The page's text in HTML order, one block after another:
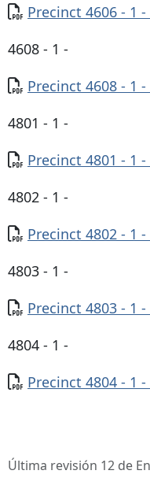
Documento
Precinct 4606 - 1
4608 - 1 -
Documento
Precinct 4608 - 1
4801 - 1 -
Documento
Precinct 4801 - 1
4802 - 1 -
Documento
Precinct 4802 - 1
4803 - 1 -
Documento
Precinct 4803 - 1
4804 - 1 -
Documento
Precinct 4804 - 1
Última revisión 12 de